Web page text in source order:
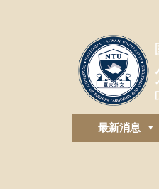
最新消息